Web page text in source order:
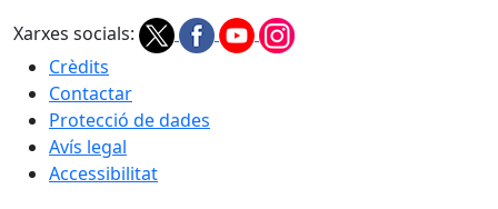
Xarxes socials:
Crèdits
Contactar
Protecció de dades
Avís legal
Accessibilitat